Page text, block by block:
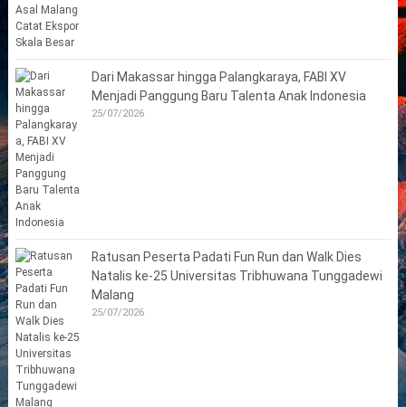
Dari Makassar hingga Palangkaraya, FABI XV
Menjadi Panggung Baru Talenta Anak Indonesia
25/07/2026
Ratusan Peserta Padati Fun Run dan Walk Dies
Natalis ke-25 Universitas Tribhuwana Tunggadewi
Malang
25/07/2026